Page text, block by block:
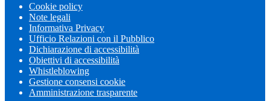
Cookie policy
Note legali
Informativa Privacy
Ufficio Relazioni con il Pubblico
Dichiarazione di accessibilità
Obiettivi di accessibilità
Whistleblowing
Gestione consensi cookie
Amministrazione trasparente